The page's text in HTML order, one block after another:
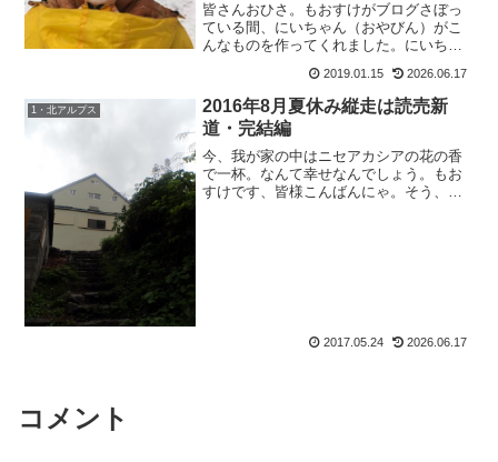
皆さんおひさ。もおすけがブログさぼっ
ている間、にいちゃん（おやびん）がこ
んなものを作ってくれました。にいちゃ
なのねー。みんな大好きもんきち先生。
あたしが全く映っていないけど大満足。
先生愛が溢れております。...
2019.01.15 2026.06.17
1・北アルプス
2016年8月夏休み縦走は読売新
道・完結編
今、我が家の中はニセアカシアの花の香
で一杯。なんて幸せなんでしょう。もお
すけです、皆様こんばんにゃ。そう、我
2017.05.24 2026.06.17
コメント